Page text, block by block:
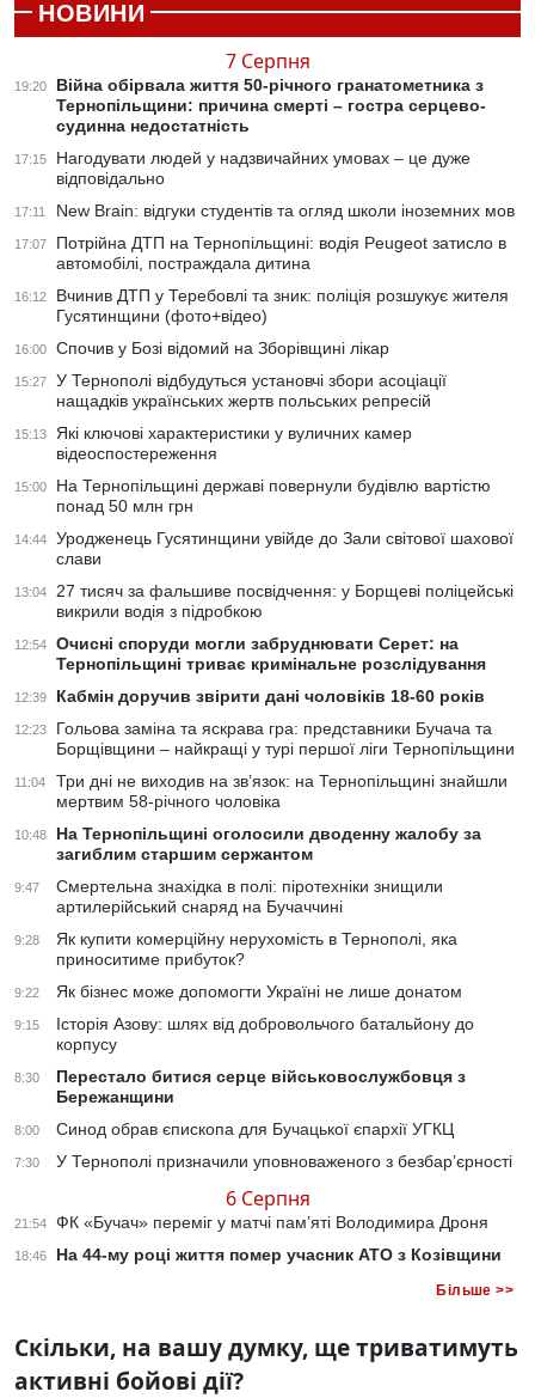
НОВИНИ
7 Серпня
19:20
Війна обірвала життя 50-річного гранатометника з
Тернопільщини: причина смерті – гостра серцево-
судинна недостатність
17:15
Нагодувати людей у надзвичайних умовах – це дуже
відповідально
17:11 New Brain: відгуки студентів та огляд школи іноземних мов
17:07
Потрійна ДТП на Тернопільщині: водія Peugeot затисло в
автомобілі, постраждала дитина
16:12
Вчинив ДТП у Теребовлі та зник: поліція розшукує жителя
Гусятинщини (фото+відео)
16:00 Спочив у Бозі відомий на Зборівщині лікар
15:27
У Тернополі відбудуться установчі збори асоціації
нащадків українських жертв польських репресій
15:13
Які ключові характеристики у вуличних камер
відеоспостереження
15:00
На Тернопільщині державі повернули будівлю вартістю
понад 50 млн грн
14:44
Уродженець Гусятинщини увійде до Зали світової шахової
слави
13:04
27 тисяч за фальшиве посвідчення: у Борщеві поліцейські
викрили водія з підробкою
12:54
Очисні споруди могли забруднювати Серет: на
Тернопільщині триває кримінальне розслідування
12:39 Кабмін доручив звірити дані чоловіків 18-60 років
12:23
Гольова заміна та яскрава гра: представники Бучача та
Борщівщини – найкращі у турі першої ліги Тернопільщини
11:04
Три дні не виходив на зв’язок: на Тернопільщині знайшли
мертвим 58-річного чоловіка
10:48
На Тернопільщині оголосили дводенну жалобу за
загиблим старшим сержантом
9:47
Смертельна знахідка в полі: піротехніки знищили
артилерійський снаряд на Бучаччині
9:28
Як купити комерційну нерухомість в Тернополі, яка
приноситиме прибуток?
9:22 Як бізнес може допомогти Україні не лише донатом
9:15
Історія Азову: шлях від добровольчого батальйону до
корпусу
8:30
Перестало битися серце військовослужбовця з
Бережанщини
8:00 Синод обрав єпископа для Бучацької єпархії УГКЦ
7:30 У Тернополі призначили уповноваженого з безбар’єрності
6 Серпня
21:54 ФК «Бучач» переміг у матчі пам’яті Володимира Дроня
18:46 На 44-му році життя помер учасник АТО з Козівщини
Більше >>
Скільки, на вашу думку, ще триватимуть
активні бойові дії?